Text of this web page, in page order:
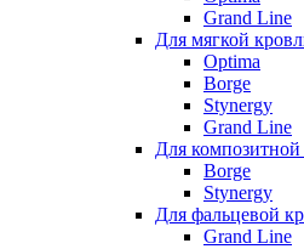
Grand Line
Для мягкой
Optima
Borge
Stynergy
Grand Line
Для
Borge
Stynergy
Для фальцевой
Grand Line